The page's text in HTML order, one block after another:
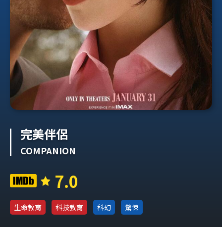
完美伴侶
COMPANION
7.0
生命教育 科技教育 科幻 驚悚